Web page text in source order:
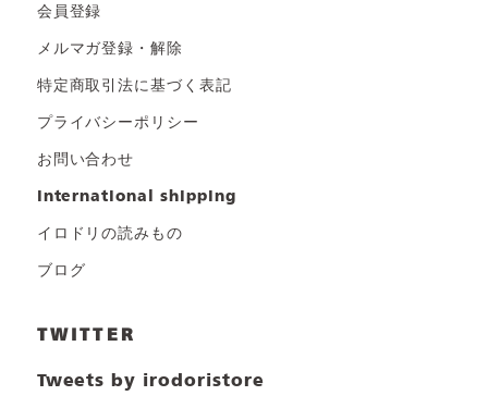
会員登録
メルマガ登録・解除
特定商取引法に基づく表記
プライバシーポリシー
お問い合わせ
international shipping
イロドリの読みもの
ブログ
TWITTER
Tweets by irodoristore